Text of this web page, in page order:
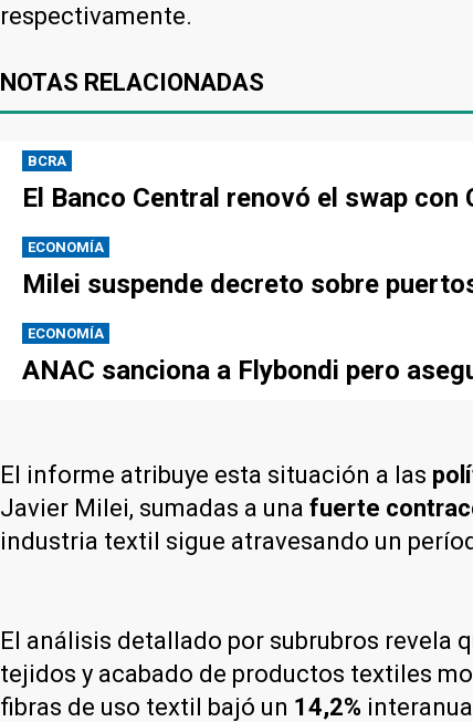
respectivamente.
NOTAS RELACIONADAS
BCRA
El Banco Central renovó el swap
ECONOMÍA
Milei suspende decreto sobre
ECONOMÍA
ANAC sanciona a Flybondi pero
El informe atribuye esta situación a las
Javier Milei, sumadas a una fuerte
industria textil sigue atravesando un
El análisis detallado por subrubros revela
tejidos y acabado de productos textiles
fibras de uso textil bajó un 14,2%